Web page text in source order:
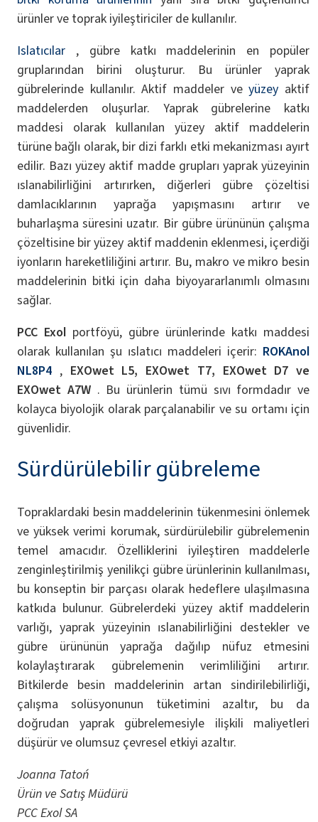
ürünler ve toprak iyileştiriciler de kullanılır.
Islatıcılar , gübre katkı maddelerinin en popüler
gruplarından birini oluşturur. Bu ürünler yaprak
gübrelerinde kullanılır. Aktif maddeler veyüzey aktif
maddelerden oluşurlar. Yaprak gübrelerine katkı
maddesi olarak kullanılan yüzey aktif maddelerin
türüne bağlı olarak, bir dizi farklı etki mekanizması ayırt
edilir. Bazı yüzey aktif madde grupları yaprak yüzeyinin
ıslanabilirliğini artırırken, diğerleri gübre çözeltisi
damlacıklarının yaprağa yapışmasını artırır ve
buharlaşma süresini uzatır. Bir gübre ürününün çalışma
çözeltisine bir yüzey aktif maddenin eklenmesi, içerdiği
iyonların hareketliliğini artırır. Bu, makro ve mikro besin
maddelerinin bitki için daha biyoyararlanımlı olmasını
sağlar.
PCC Exol portföyü, gübre ürünlerinde katkı maddesi
olarak kullanılan şu ıslatıcı maddeleri içerir: ROKAnol
NL8P4 , EXOwet L5, EXOwet T7, EXOwet D7 ve
EXOwet A7W. Bu ürünlerin tümü sıvı formdadır ve
kolayca biyolojik olarak parçalanabilir ve su ortamı için
güvenlidir.
Sürdürülebilir gübreleme
Topraklardaki besin maddelerinin tükenmesini önlemek
ve yüksek verimi korumak, sürdürülebilir gübrelemenin
temel amacıdır. Özelliklerini iyileştiren maddelerle
zenginleştirilmiş yenilikçi gübre ürünlerinin kullanılması,
bu konseptin bir parçası olarak hedeflere ulaşılmasına
katkıda bulunur. Gübrelerdeki yüzey aktif maddelerin
varlığı, yaprak yüzeyinin ıslanabilirliğini destekler ve
gübre ürününün yaprağa dağılıp nüfuz etmesini
kolaylaştırarak gübrelemenin verimliliğini artırır.
Bitkilerde besin maddelerinin artan sindirilebilirliği,
çalışma solüsyonunun tüketimini azaltır, bu da
doğrudan yaprak gübrelemesiyle ilişkili maliyetleri
düşürür ve olumsuz çevresel etkiyi azaltır.
Joanna Tatoń
Ürün ve Satış Müdürü
PCC Exol SA